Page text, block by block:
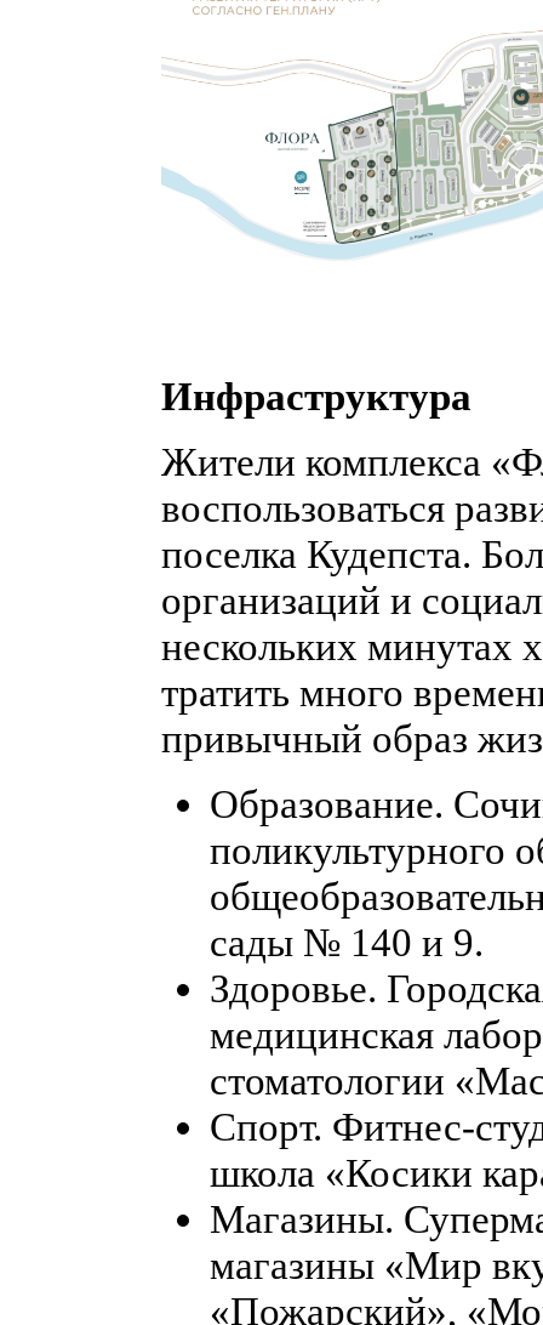
Инфраструктура
Жители комплекса
воспользоваться
поселка Кудепста.
организаций и
нескольких минутах
тратить много
привычный образ
Образование.
поликультурного
сады № 140 и 9.
Здоровье.
медицинская
стоматологии
Спорт. Фитнес-
школа «Косики
Магазины.
магазины «Мир
«Пожарский»,